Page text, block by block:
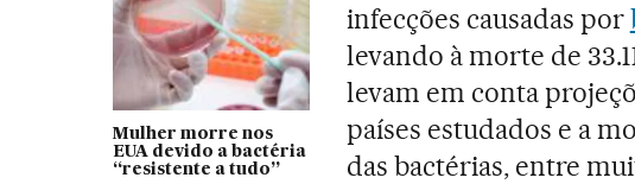
Mulher morre nos
EUA devido a bactéria
“resistente a tudo”
infecções causadas por
levando à morte de
levam em conta
países estudados e a
das bactérias, entre